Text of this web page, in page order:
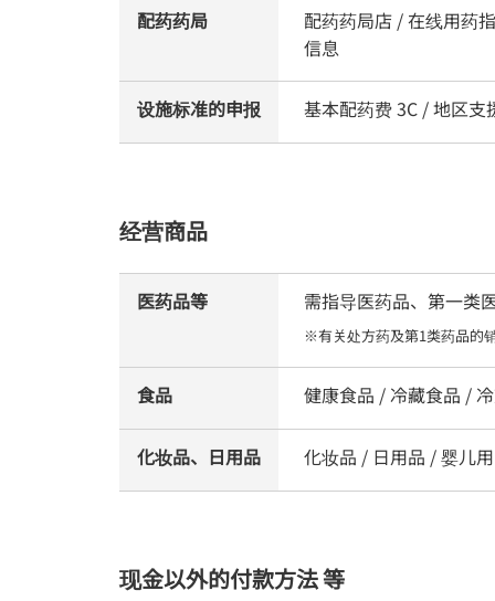
配药药局
配药药局店 / 在线用药
信息
设施标准的申报 基本配药费 3C / 地区
经营商品
医药品等 需指导医药品、第一类
※有关处方药及第1类药品的
食品 健康食品 / 冷藏食品 /
化妆品、日用品 化妆品 / 日用品 / 婴儿
现金以外的付款方法 等